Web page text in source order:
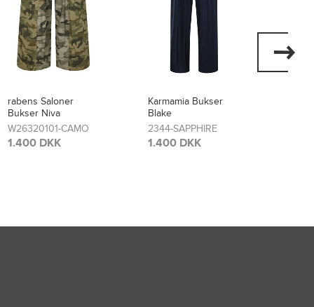
Karmamia Bukser
Blake
2344-SAPPHIRE
1.400 DKK
Karmamia Nederdel
Savannah
2478-CROWN BLUE
1.700 DKK